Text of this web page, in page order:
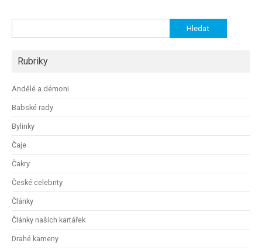
Rubriky
Andělé a démoni
Babské rady
Bylinky
Čaje
Čakry
České celebrity
Články
Články našich kartářek
Drahé kameny